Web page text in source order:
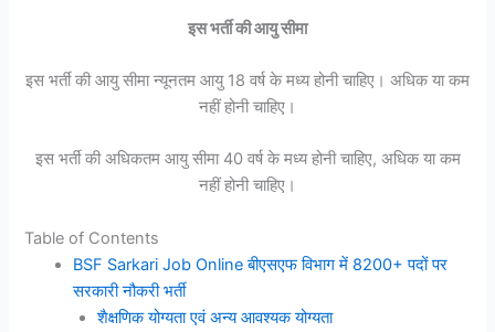
इस भर्ती की आयु सीमा
इस भर्ती की आयु सीमा न्यूनतम आयु 18 वर्ष के मध्य होनी चाहिए। अधिक या कम
नहीं होनी चाहिए।
इस भर्ती की अधिकतम आयु सीमा 40 वर्ष के मध्य होनी चाहिए, अधिक या कम
नहीं होनी चाहिए।
Table of Contents
BSF Sarkari Job Online बीएसएफ विभाग में 8200+ पदों पर
सरकारी नौकरी भर्ती
शैक्षणिक योग्यता एवं अन्य आवश्यक योग्यता